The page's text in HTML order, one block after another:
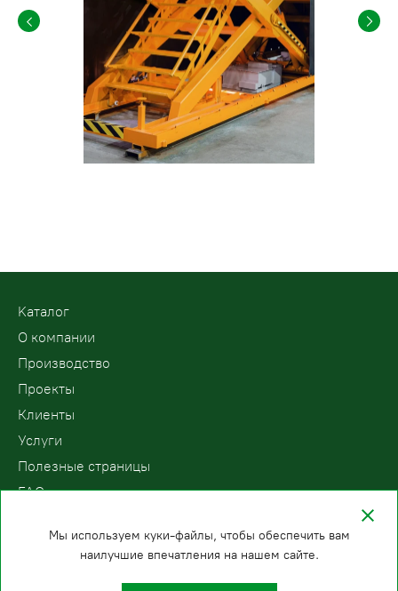
Наша компания гарантирует быстрое производство,
достойное качество устройства и оптимальную
комплектацию. Можно заказать доставку по Санкт-
Петербургу, а также установку и пуско-наладочные
Для заказа оставьте заявку на сайте или свяжитесь с
менеджерами «ПодъемЛифт» по номеру:
изготовления и
монтажа;
цена на
подъемники
ниже, чем
потребление
минимальное,
так как она
расходуется
Kаталог
О компании
Производство
Проекты
Клиенты
Услуги
Полезные страницы
FAQ
Мы используем куки-файлы, чтобы обеспечить вам
наилучшие впечатления на нашем сайте.